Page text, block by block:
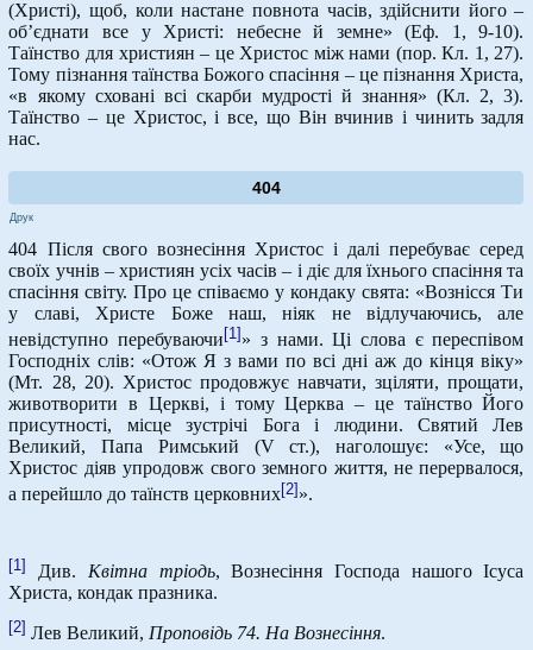
(Христі), щоб, коли настане повнота часів, здійснити його –
об’єднати все у Христі: небесне й земне» (Еф. 1, 9-10).
Таїнство для християн – це Христос між нами (пор. Кл. 1, 27).
Тому пізнання таїнства Божого спасіння – це пізнання Христа,
«в якому сховані всі скарби мудрості й знання» (Кл. 2, 3).
Таїнство – це Христос, і все, що Він вчинив і чинить задля
нас.
404
Друк
404 Після свого вознесіння Христос і далі перебуває серед
своїх учнів – християн усіх часів – і діє для їхнього спасіння та
спасіння світу. Про це співаємо у кондаку свята: «Вознісся Ти
у славі, Христе Боже наш, ніяк не відлучаючись, але
невідступно перебуваючи [1] » з нами. Ці слова є переспівом
Господніх слів: «Отож Я з вами по всі дні аж до кінця віку»
(Мт. 28, 20). Христос продовжує навчати, зціляти, прощати,
животворити в Церкві, і тому Церква – це таїнство Його
присутності, місце зустрічі Бога і людини. Святий Лев
Великий, Папа Римський (V ст.), наголошує: «Усе, що
Христос діяв упродовж свого земного життя, не перервалося,
а перейшло до таїнств церковних[2]».
[1] Див. Квітна тріодь, Вознесіння Господа нашого Ісуса
Христа, кондак празника.
[2] Лев Великий, Проповідь 74. На Вознесіння.